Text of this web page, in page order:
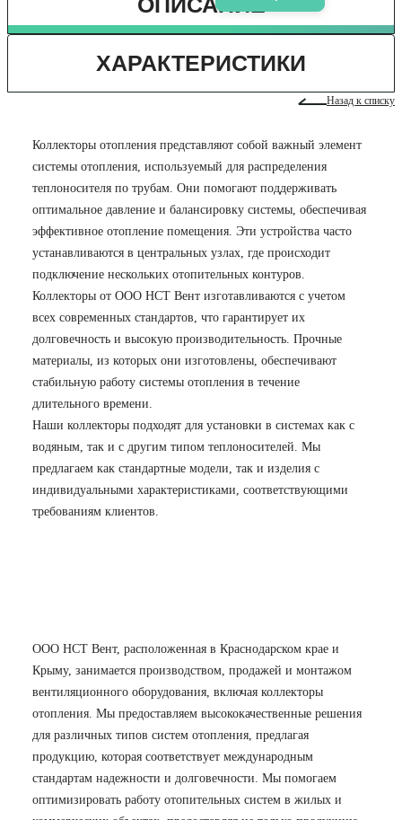
ОПИСАНИЕ
ХАРАКТЕРИСТИКИ
Назад к списку
Коллекторы отопления представляют собой важный элемент
системы отопления, используемый для распределения
теплоносителя по трубам. Они помогают поддерживать
оптимальное давление и балансировку системы, обеспечивая
эффективное отопление помещения. Эти устройства часто
устанавливаются в центральных узлах, где происходит
подключение нескольких отопительных контуров.
Коллекторы от ООО НСТ Вент изготавливаются с учетом
всех современных стандартов, что гарантирует их
долговечность и высокую производительность. Прочные
материалы, из которых они изготовлены, обеспечивают
стабильную работу системы отопления в течение
длительного времени.
Наши коллекторы подходят для установки в системах как с
водяным, так и с другим типом теплоносителей. Мы
предлагаем как стандартные модели, так и изделия с
индивидуальными характеристиками, соответствующими
требованиям клиентов.
ООО НСТ Вент, расположенная в Краснодарском крае и
Крыму, занимается производством, продажей и монтажом
вентиляционного оборудования, включая коллекторы
отопления. Мы предоставляем высококачественные решения
для различных типов систем отопления, предлагая
продукцию, которая соответствует международным
стандартам надежности и долговечности. Мы помогаем
оптимизировать работу отопительных систем в жилых и